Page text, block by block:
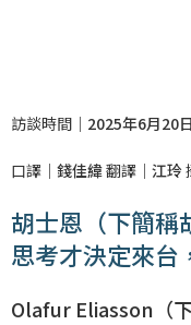
訪談時間｜ 2025年6月20
口譯｜ 錢佳緯翻譯｜ 江玲
胡士恩（下簡
思考才決定來台
Olafur Eliasson（